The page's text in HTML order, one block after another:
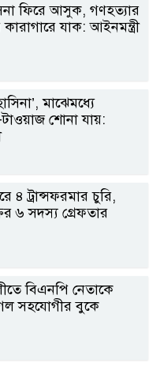
ফিরে আসুক, গণহত্যার
কারাগারে যাক: আইনমন্ত্রী
মাঝেমধ্যে
শোনা যায়:
৪ ট্রান্সফরমার চুরি,
৬ সদস্য গ্রেফতার
বিএনপি নেতাকে
সহযোগীর বুকে